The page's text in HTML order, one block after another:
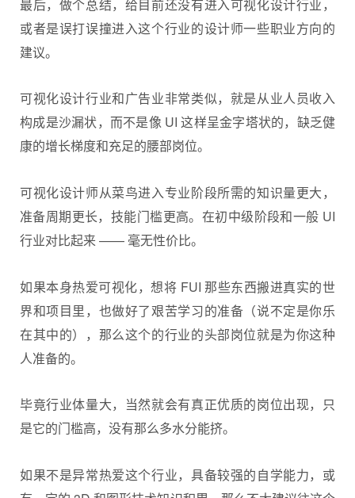
最后，做个总结，给目前还没有进入可视化设计行业，
或者是误打误撞进入这个行业的设计师一些职业方向的
建议。
可视化设计行业和广告业非常类似，就是从业人员收入
构成是沙漏状，而不是像 UI 这样呈金字塔状的，缺乏健
康的增长梯度和充足的腰部岗位。
可视化设计师从菜鸟进入专业阶段所需的知识量更大，
准备周期更长，技能门槛更高。在初中级阶段和一般 UI
行业对比起来 —— 毫无性价比。
如果本身热爱可视化，想将 FUI 那些东西搬进真实的世
界和项目里，也做好了艰苦学习的准备（说不定是你乐
在其中的），那么这个的行业的头部岗位就是为你这种
人准备的。
毕竟行业体量大，当然就会有真正优质的岗位出现，只
是它的门槛高，没有那么多水分能挤。
如果不是异常热爱这个行业，具备较强的自学能力，或